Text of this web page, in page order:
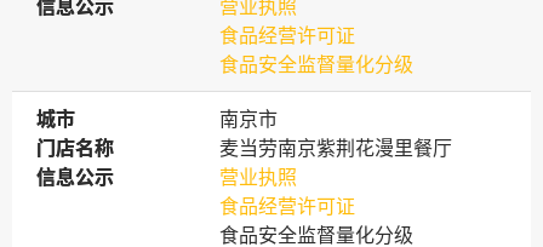
信息公示
信息公示
营业执照
食品经营许可证
食品安全监督量化分级
城市
城市
南京市
门店名称
门店名称
麦当劳南京紫荆花漫里餐厅
信息公示
信息公示
营业执照
食品经营许可证
食品安全监督量化分级